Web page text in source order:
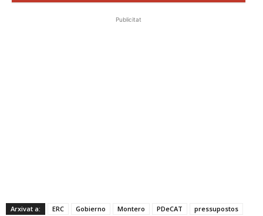
Publicitat
Arxivat a: ERC Gobierno Montero PDeCAT pressupostos